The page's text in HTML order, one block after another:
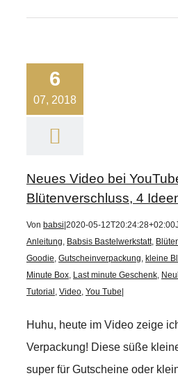
6
07, 2018
Neues Video bei
Blütenverschluss, 4
Von babsi 2020-05-12T20:24:28+02:00
Anleitung, Babsis Bastelwerkstatt,
Goodie, Gutscheinverpackung, kleine
Minute Box, Last minute Geschenk,
Tutorial , Video, You Tube
Huhu, heute im Video zeige
Verpackung! Diese süße
super für Gutscheine oder